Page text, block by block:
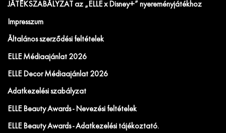
JÁTÉKSZABÁLYZAT az „ELLE x Disney+” nyereményjátékhoz
Impresszum
Általános szerződési feltételek
ELLE Médiaajánlat 2026
ELLE Decor Médiaajánlat 2026
Adatkezelési szabályzat
ELLE Beauty Awards - Nevezési feltételek
ELLE Beauty Awards - Adatkezelési tájékoztató.